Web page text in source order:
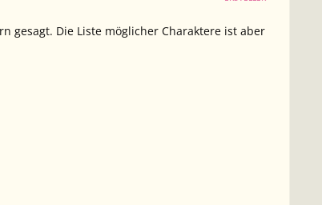
gesagt. Die Liste möglicher Charaktere ist aber